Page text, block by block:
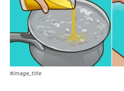
#image_title